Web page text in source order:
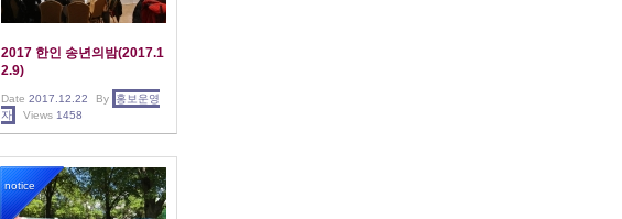
2017 한인 송년의밤(2017.1
2.9)
Date 2017.12.22 By
홍보운영
자
Views 1458
notice